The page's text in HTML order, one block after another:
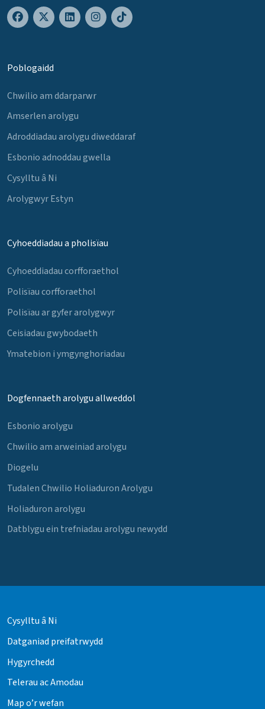
Poblogaidd
Chwilio am ddarparwr
Amserlen arolygu
Adroddiadau arolygu diweddaraf
Esbonio adnoddau gwella
Cysylltu â Ni
Arolygwyr Estyn
Cyhoeddiadau a pholisïau
Cyhoeddiadau corfforaethol
Polisïau corfforaethol
Polisïau ar gyfer arolygwyr
Ceisiadau gwybodaeth
Ymatebion i ymgynghoriadau
Dogfennaeth arolygu allweddol
Esbonio arolygu
Chwilio am arweiniad arolygu
Diogelu
Tudalen Chwilio Holiaduron Arolygu
Holiaduron arolygu
Datblygu ein trefniadau arolygu newydd
Cysylltu â Ni
Datganiad preifatrwydd
Hygyrchedd
Telerau ac Amodau
Map o’r wefan